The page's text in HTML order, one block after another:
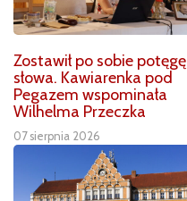
Zostawił po sobie potęgę
słowa. Kawiarenka pod
Pegazem wspominała
Wilhelma Przeczka
07 sierpnia 2026